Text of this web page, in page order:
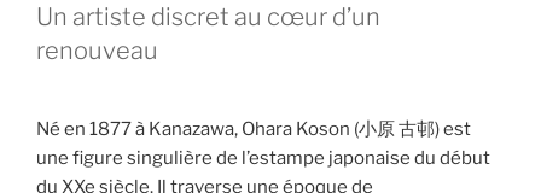
Un artiste discret au cœur d’un
renouveau
Né en 1877 à Kanazawa, Ohara Koson (小原 古邨) est
une figure singulière de l’estampe japonaise du début
du XXe siècle. Il traverse une époque de